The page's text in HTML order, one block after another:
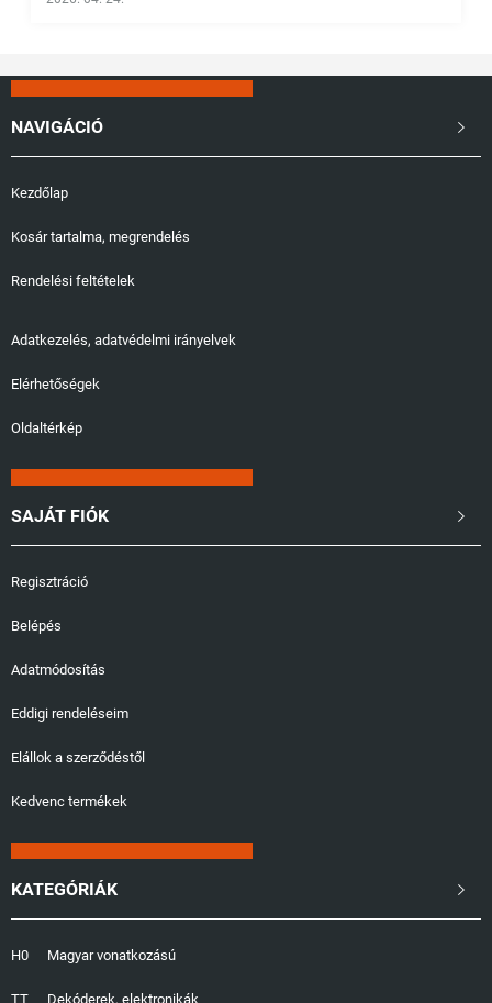
NAVIGÁCIÓ 
Kezdőlap
Kosár tartalma, megrendelés
Rendelési feltételek
Adatkezelés, adatvédelmi irányelvek
Elérhetőségek
Oldaltérkép
SAJÁT FIÓK 
Regisztráció
Belépés
Adatmódosítás
Eddigi rendeléseim
Elállok a szerződéstől
Kedvenc termékek
KATEGÓRIÁK 
H0
TT
Magyar vonatkozású
Dekóderek, elektronikák